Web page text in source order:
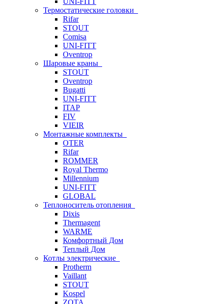
Термостатические головки
Rifar
STOUT
Comisa
UNI-FITT
Oventrop
Шаровые краны
STOUT
Oventrop
Bugatti
UNI-FITT
ITAP
FIV
VIEIR
Монтажные комплекты
OTER
Rifar
ROMMER
Royal Thermo
Millennium
UNI-FITT
GLOBAL
Теплоноситель отопления
Dixis
Thermagent
WARME
Комфортный Дом
Теплый Дом
Котлы электрические
Protherm
Vaillant
STOUT
Kospel
ZOTA